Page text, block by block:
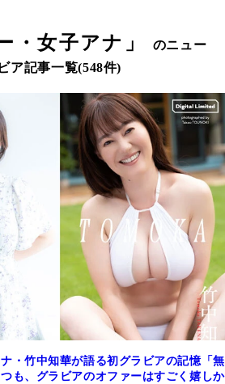
・女子アナ 」
のニュー
ア記事一覧(548件)
・竹中知華が語る初グラビアの記憶「無
も、グラビアのオファーはすごく嬉しか